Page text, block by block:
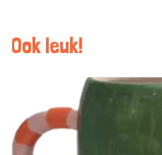
Ook leuk!